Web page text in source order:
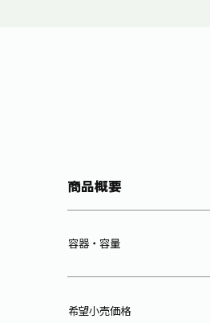
商品概要
容器・容量
希望小売価格